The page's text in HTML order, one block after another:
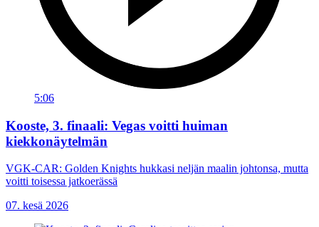
5:06
Kooste, 3. finaali: Vegas voitti huiman
kiekkonäytelmän
VGK-CAR: Golden Knights hukkasi neljän maalin johtonsa, mutta
voitti toisessa jatkoerässä
07. kesä 2026